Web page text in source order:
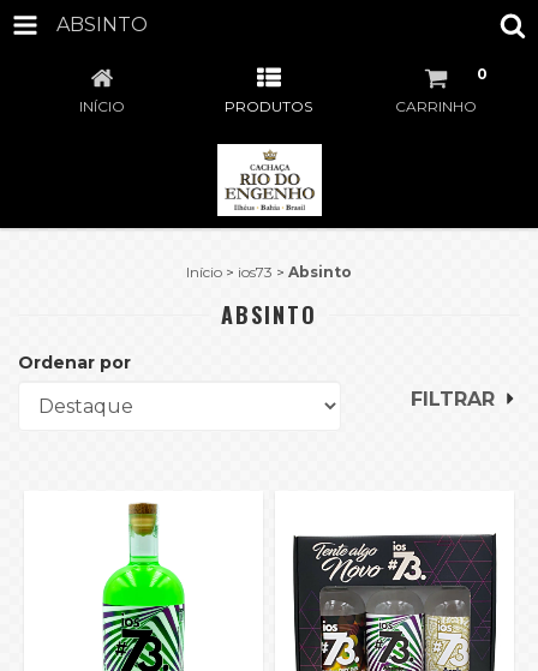
ABSINTO
INÍCIO PRODUTOS CARRINHO
0
Início > ios73 > Absinto
ABSINTO
Ordenar por
FILTRAR